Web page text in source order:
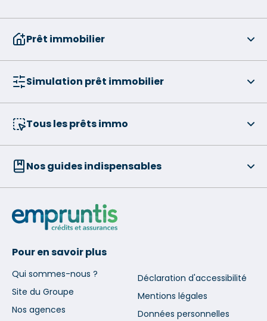
Prêt immobilier
Simulation prêt immobilier
Tous les prêts immo
Nos guides indispensables
Pour en savoir plus
Qui sommes-nous ?
Site du Groupe
Nos agences
Déclaration d'accessibilité
Mentions légales
Données personnelles